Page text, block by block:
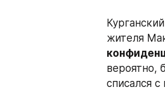
жителя
вероятно,
списался